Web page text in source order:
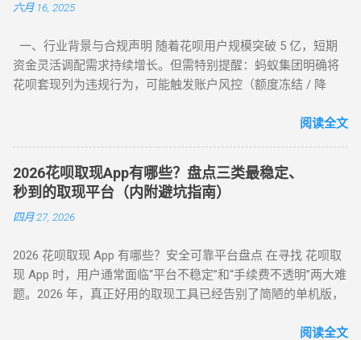
拆解目前市面上所有主流方式的底层逻辑，帮您选出当下的“最
一目了然，我们选取了目前存活率最高的四种模式进行深度横
评： 评估维度 模式 A：H5协议秒到 模式 B：天猫实物中转 模
式 C：线下蓝标扫码 模式 D：虚拟卡券回购 资金到账 秒到余额
六月 16, 2025
一、行业背景与合规声明 随着花呗用户规模突破 5 亿，短期
资金灵活调配需求持续增长。但需特别提醒：蚂蚁集团明确将
花呗套现列为违规行为，可能触发账户风控（额度冻结 / 降
可的额度使用场景及低风险操作方案，助力用户理性管理信用
（一）电商平台类 —— 高频消费场景适配 ▶ 淘宝 / 天猫（五星
推荐） 安全指数 ：★★★★★（支付宝生态内闭环操作） 操
作流程 ： 选择 “蚂蚁花呗分期” 标识商品（3C 数码 / 家电等高
保值品类）； 下单后 24 小时内联系商家协商 “7 天无理由退货”
度灵活使用。 合规要点 ： ✅ 仅支持未使用商品退货，需保留
完整包装 ✅ 每月操作≤2 次，避免同店铺高频退货 ▶ 美团 / 大
众点评（跨境用户优选） 安全指数 ：★★★★☆（支持境外手
饮团购”（可退款品类）； 使用花呗支付后，立即申请 “未消费
阅读全文
2026花呗取现App有哪些？盘点三类最稳定、
秒到的取现平台（内附避坑指南）
四月 27, 2026
2026 花呗取现 App 有哪些？安全可靠平台盘点 在寻找 花呗取
现 App 时，用户通常面临“平台不稳定”和“手续费不透明”两大难
题。2026 年，真正好用的取现工具已经告别了简陋的单机版，
动回款系统、电商中转 App 以及专业卡券回收平台。平均费率
阅读全文